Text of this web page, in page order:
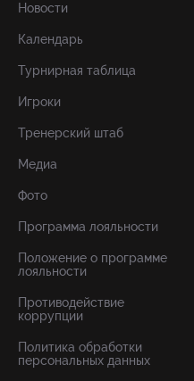
Новости
Календарь
Турнирная таблица
Игроки
Тренерский штаб
Медиа
Фото
Программа лояльности
Положение о программе
лояльности
Противодействие
коррупции
Политика обработки
персональных данных